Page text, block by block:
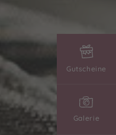
Gutscheine
Galerie